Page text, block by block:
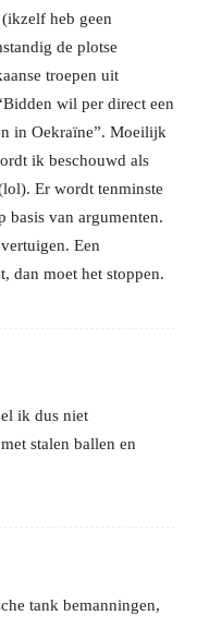
heb geen
de plotse
troepen uit
wil per direct een
in Oekraïne”. Moeilijk
ik beschouwd als
Er wordt tenminste
basis van argumenten.
Een
dan moet het stoppen.
ik dus niet
stalen ballen en
tank bemanningen,